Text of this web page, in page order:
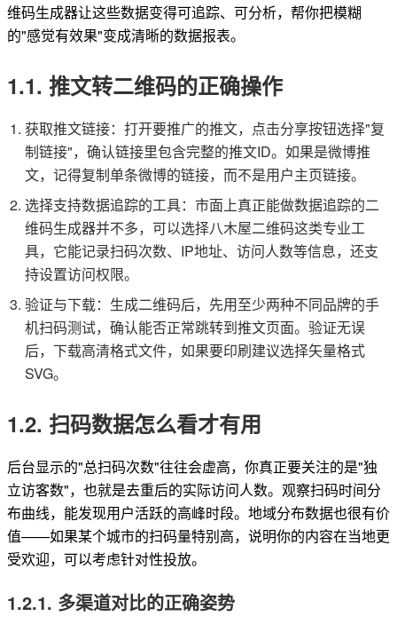
维码生成器让这些数据变得可追踪、可分析，帮你把模糊
的"感觉有效果"变成清晰的数据报表。
1.1. 推文转二维码的正确操作
获取推文链接：打开要推广的推文，点击分享按钮选择"复
制链接"，确认链接里包含完整的推文ID。如果是微博推
文，记得复制单条微博的链接，而不是用户主页链接。
选择支持数据追踪的工具：市面上真正能做数据追踪的二
维码生成器并不多，可以选择八木屋二维码这类专业工
具，它能记录扫码次数、IP地址、访问人数等信息，还支
持设置访问权限。
验证与下载：生成二维码后，先用至少两种不同品牌的手
机扫码测试，确认能否正常跳转到推文页面。验证无误
后，下载高清格式文件，如果要印刷建议选择矢量格式
SVG。
1.2. 扫码数据怎么看才有用
后台显示的"总扫码次数"往往会虚高，你真正要关注的是"独
立访客数"，也就是去重后的实际访问人数。观察扫码时间分
布曲线，能发现用户活跃的高峰时段。地域分布数据也很有价
值——如果某个城市的扫码量特别高，说明你的内容在当地更
受欢迎，可以考虑针对性投放。
1.2.1. 多渠道对比的正确姿势